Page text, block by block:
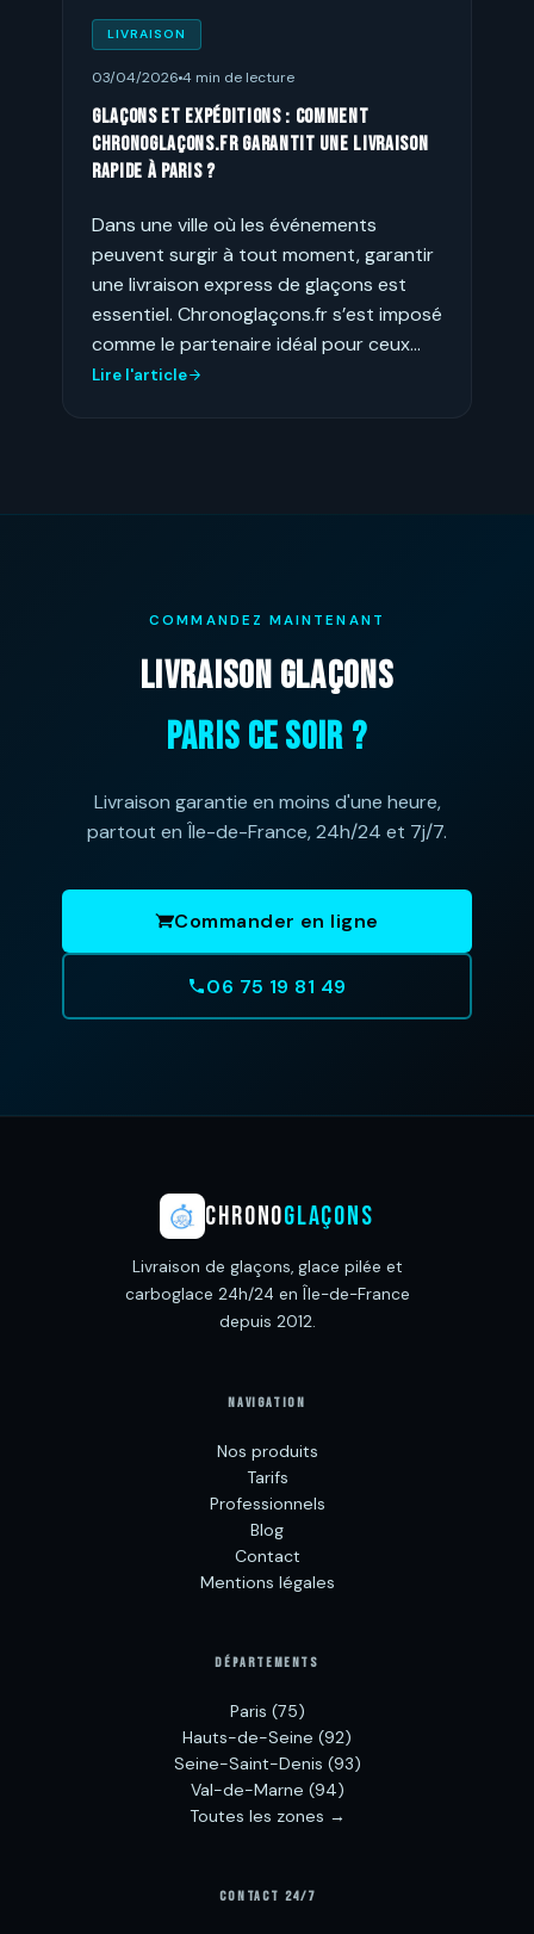
LIVRAISON
03/04/2026 4 min de lecture
Glaçons et expéditions : comment
Chronoglaçons.fr garantit une livraison
rapide à Paris ?
Dans une ville où les événements
peuvent surgir à tout moment, garantir
une livraison express de glaçons est
essentiel. Chronoglaçons.fr s’est imposé
comme le partenaire idéal pour ceux…
Lire l'article
COMMANDEZ MAINTENANT
LIVRAISON GLAÇONS
PARIS CE SOIR ?
Livraison garantie en moins d'une heure,
partout en Île-de-France, 24h/24 et 7j/7.
Commander en ligne
06 75 19 81 49
CHRONOGLAÇONS
Livraison de glaçons, glace pilée et
carboglace 24h/24 en Île-de-France
depuis 2012.
NAVIGATION
Nos produits
Tarifs
Professionnels
Blog
Contact
Mentions légales
DÉPARTEMENTS
Paris (75)
Hauts-de-Seine (92)
Seine-Saint-Denis (93)
Val-de-Marne (94)
Toutes les zones →
CONTACT 24/7